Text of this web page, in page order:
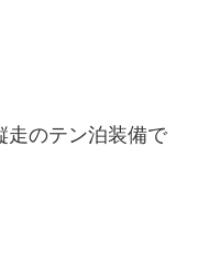
走のテン泊装備で